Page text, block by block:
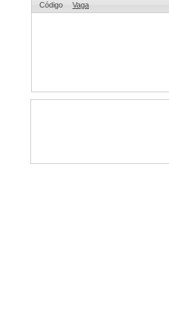
Código Vaga